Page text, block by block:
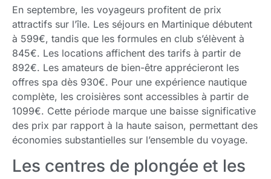
En septembre, les voyageurs profitent de prix
attractifs sur l’île. Les séjours en Martinique débutent
à 599€, tandis que les formules en club s’élèvent à
845€. Les locations affichent des tarifs à partir de
892€. Les amateurs de bien-être apprécieront les
offres spa dès 930€. Pour une expérience nautique
complète, les croisières sont accessibles à partir de
1099€. Cette période marque une baisse significative
des prix par rapport à la haute saison, permettant des
économies substantielles sur l’ensemble du voyage.
Les centres de plongée et les